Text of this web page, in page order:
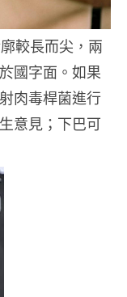
較長而尖，兩
國字面。如果
肉毒桿菌進行
意見；下巴可